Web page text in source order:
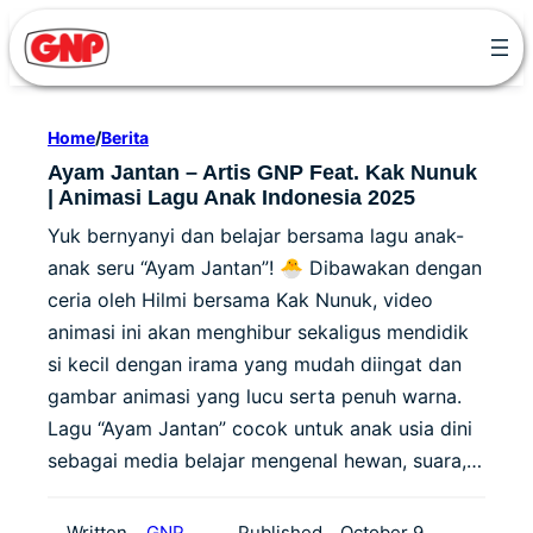
to
content
Home/Berita
Ayam Jantan – Artis GNP Feat. Kak Nunuk
| Animasi Lagu Anak Indonesia 2025
Yuk bernyanyi dan belajar bersama lagu anak-
anak seru “Ayam Jantan”! 🐣 Dibawakan dengan
ceria oleh Hilmi bersama Kak Nunuk, video
animasi ini akan menghibur sekaligus mendidik
si kecil dengan irama yang mudah diingat dan
gambar animasi yang lucu serta penuh warna.
Lagu “Ayam Jantan” cocok untuk anak usia dini
sebagai media belajar mengenal hewan, suara,…